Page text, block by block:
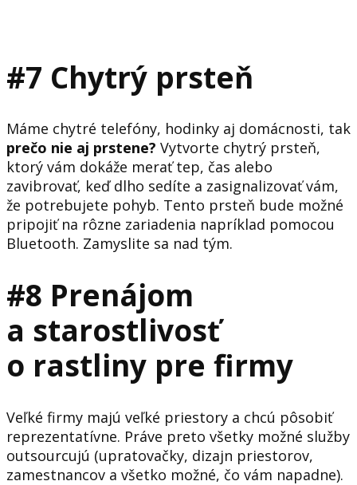
#7 Chytrý prsteň
Máme chytré telefóny, hodinky aj domácnosti, tak
prečo nie aj prstene? Vytvorte chytrý prsteň,
ktorý vám dokáže merať tep, čas alebo
zavibrovať, keď dlho sedíte a zasignalizovať vám,
že potrebujete pohyb. Tento prsteň bude možné
pripojiť na rôzne zariadenia napríklad pomocou
Bluetooth. Zamyslite sa nad tým.
#8 Prenájom
a starostlivosť
o rastliny pre firmy
Veľké firmy majú veľké priestory a chcú pôsobiť
reprezentatívne. Práve preto všetky možné služby
outsourcujú (upratovačky, dizajn priestorov,
zamestnancov a všetko možné, čo vám napadne).